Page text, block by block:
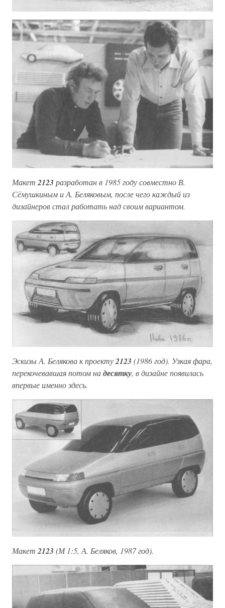
Макет 2123 разработан в 1985 году совместно В.
Сёмушкиным и А. Беляковым, после чего каждый из
дизайнеров стал работать над своим вариантом.
Эскизы А. Белякова к проекту2123 (1986 год). Узкая фара,
перекочевавшая потом надесятку, в дизайне появилась
впервые именно здесь.
Макет 2123 (М 1:5, А. Беляков, 1987 год).